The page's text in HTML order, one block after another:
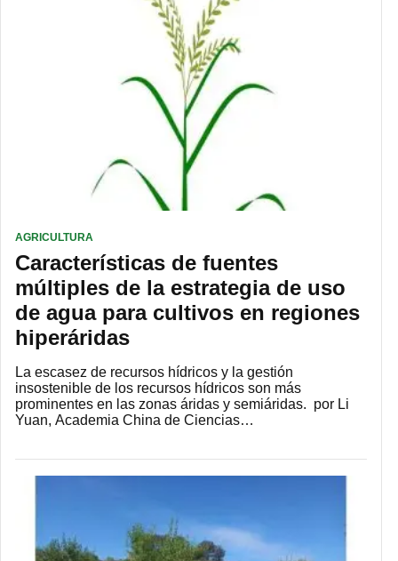
AGRICULTURA
Características de fuentes
múltiples de la estrategia de uso
de agua para cultivos en regiones
hiperáridas
La escasez de recursos hídricos y la gestión
insostenible de los recursos hídricos son más
prominentes en las zonas áridas y semiáridas. por Li
Yuan, Academia China de Ciencias…